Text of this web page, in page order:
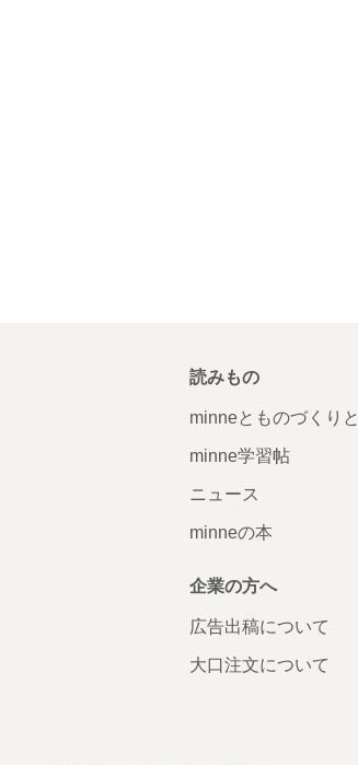
読みもの
minneとものづくりと
minne学習帖
ニュース
minneの本
企業の方へ
広告出稿について
大口注文について